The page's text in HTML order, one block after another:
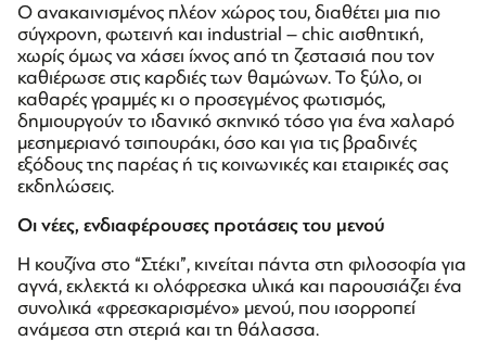
Ο ανακαινισμένος πλέον χώρος του, διαθέτει μια πιο
σύγχρονη, φωτεινή και industrial – chic αισθητική,
χωρίς όμως να χάσει ίχνος από τη ζεστασιά που τον
καθιέρωσε στις καρδιές των θαμώνων. Το ξύλο, οι
καθαρές γραμμές κι ο προσεγμένος φωτισμός,
δημιουργούν το ιδανικό σκηνικό τόσο για ένα χαλαρό
μεσημεριανό τσιπουράκι, όσο και για τις βραδινές
εξόδους της παρέας ή τις κοινωνικές και εταιρικές σας
εκδηλώσεις.
Οι νέες, ενδιαφέρουσες προτάσεις του μενού
Η κουζίνα στο “Στέκι”, κινείται πάντα στη φιλοσοφία για
αγνά, εκλεκτά κι ολόφρεσκα υλικά και παρουσιάζει ένα
συνολικά «φρεσκαρισμένο» μενού, που ισορροπεί
ανάμεσα στη στεριά και τη θάλασσα.